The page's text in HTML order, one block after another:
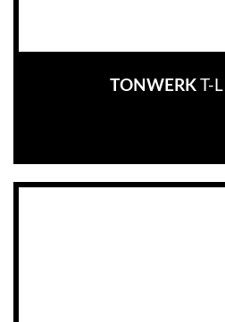
TONWERKT-